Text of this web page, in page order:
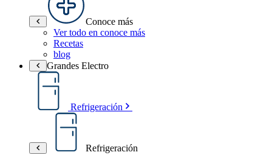
Conoce más
Ver todo en conoce más
Recetas
blog
Grandes Electro
Refrigeración
Refrigeración